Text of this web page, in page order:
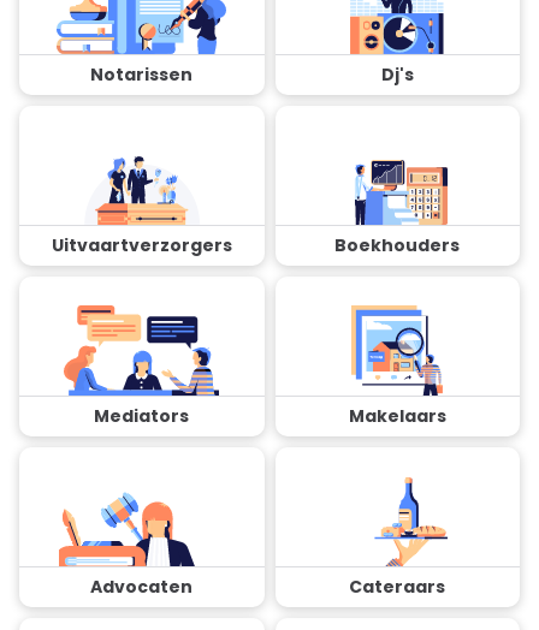
Notarissen Dj's
Uitvaartverzorgers Boekhouders
Mediators Makelaars
Advocaten Cateraars